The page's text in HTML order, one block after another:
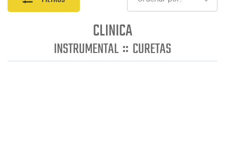
CLINICA
INSTRUMENTAL :: CURETAS